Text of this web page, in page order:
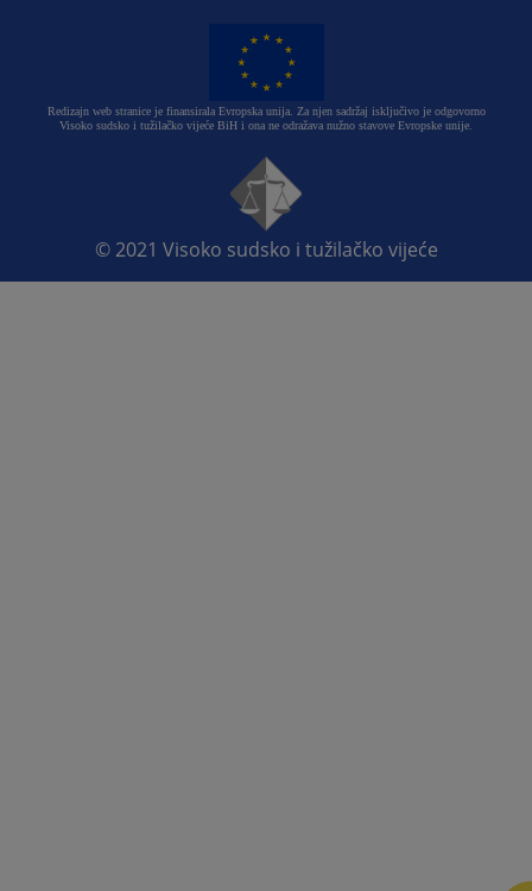
Redizajn web stranice je finansirala Evropska unija. Za njen sadržaj isključivo je odgovorno
Visoko sudsko i tužilačko vijeće BiH i ona ne odražava nužno stavove Evropske unije.
© 2021 Visoko sudsko i tužilačko vijeće